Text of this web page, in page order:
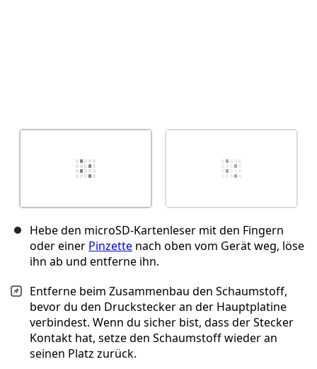
Hebe den microSD-Kartenleser mit den Fingern
oder einer Pinzette nach oben vom Gerät weg, löse
ihn ab und entferne ihn.
Entferne beim Zusammenbau den Schaumstoff,
bevor du den Druckstecker an der Hauptplatine
verbindest. Wenn du sicher bist, dass der Stecker
Kontakt hat, setze den Schaumstoff wieder an
seinen Platz zurück.